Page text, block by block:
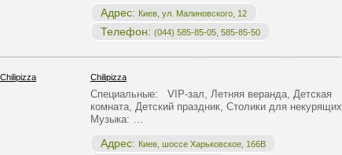
Адрес: Киев, ул. Малиновского, 12
Телефон: (044) 585-85-05, 585-85-50
Chilipizza
Специальные: VIP-зал, Летняя веранда, Детская
комната, Детский праздник, Столики для некурящих
Музыка: …
Адрес: Киев, шоссе Харьковское, 166В